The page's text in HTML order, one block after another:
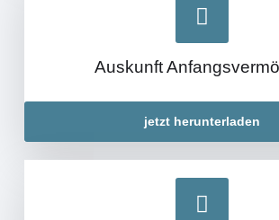
Auskunft
jetzt herunterladen